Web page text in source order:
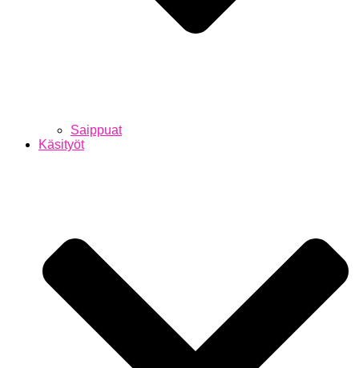
Saippuat
Käsityöt